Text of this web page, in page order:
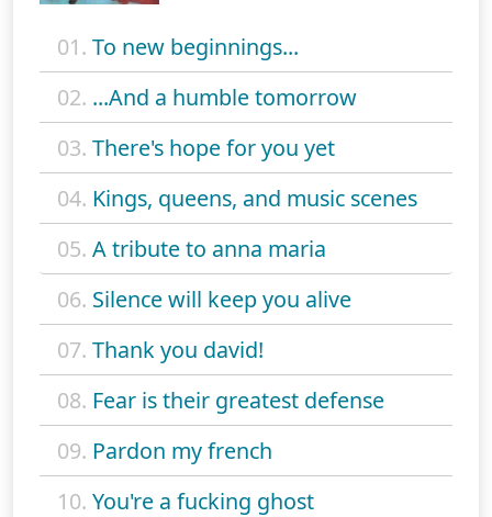
01. To new beginnings...
02. ...And a humble tomorrow
03. There's hope for you yet
04. Kings, queens, and music scenes
05. A tribute to anna maria
06. Silence will keep you alive
07. Thank you david!
08. Fear is their greatest defense
09. Pardon my french
10. You're a fucking ghost